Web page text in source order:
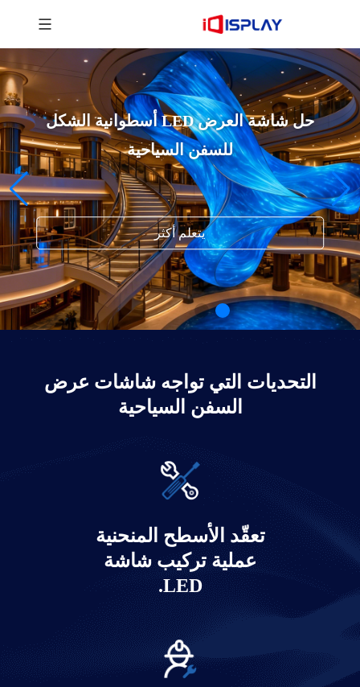
حل شاشة العرض LED أسطوانية الشكل
للسفن السياحية
يتعلم أكثر
يتعلم أكثر
التحديات التي تواجه شاشات عرض
السفن السياحية
تعقّد الأسطح المنحنية
عملية تركيب شاشة
LED.